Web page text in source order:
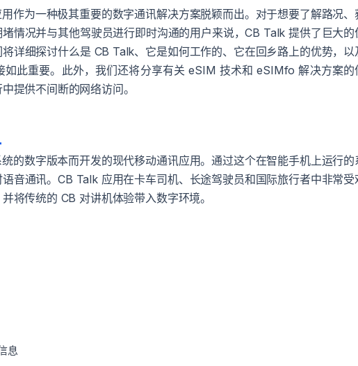
作为一种极其重要的数字通讯解决方案脱颖而出。对于想要了解路况、
情况并与其他驾驶员进行即时沟通的用户来说，CB Talk 提供了巨大的
详细探讨什么是 CB Talk、它是如何工作的、它在回乡路上的优势，以
如此重要。此外，我们还将分享有关 eSIM 技术和 eSIMfo 解决方案的
提供不间断的网络访问。
的数字版本而开发的现代移动通讯应用。通过这个在智能手机上运行的
音通讯。CB Talk 应用在卡车司机、长途驾驶员和国际旅行者中非常受
将传统的 CB 对讲机体验带入数字环境。
息